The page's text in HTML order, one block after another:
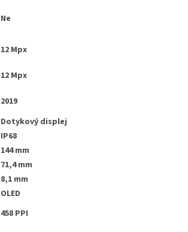
Ne
12 Mpx
12 Mpx
2019
Dotykový displej
IP68
144 mm
71,4 mm
8,1 mm
OLED
458 PPI